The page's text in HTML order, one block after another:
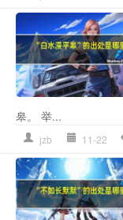
皋。 举...
jzb 11-22